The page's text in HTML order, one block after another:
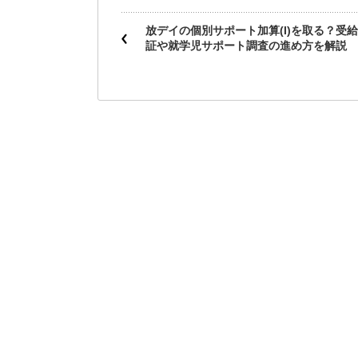
放デイの個別サポート加算(I)を取る？受
証や就学児サポート調査の進め方を解説